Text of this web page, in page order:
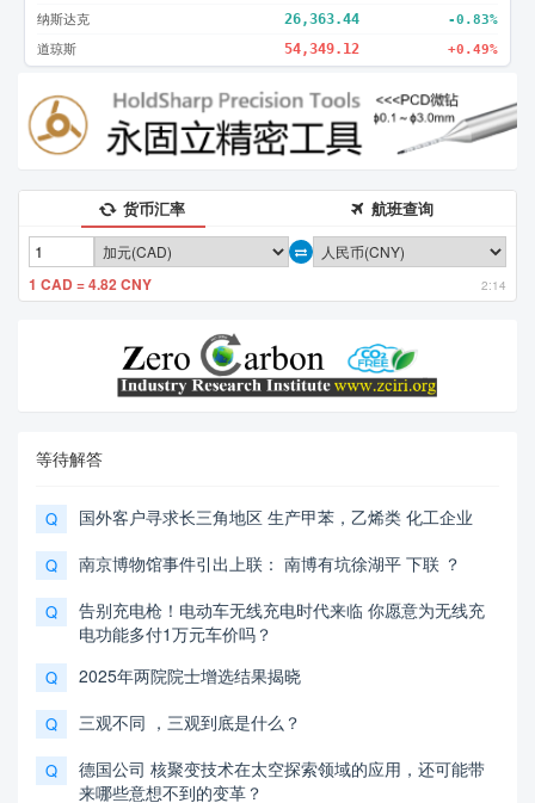
纳斯达克 26,363.44 -0.83%
道琼斯 54,349.12 +0.49%
货币汇率 航班查询
1 CAD = 4.82 CNY 2:14
等待解答
Q 国外客户寻求长三角地区 生产甲苯，乙烯类 化工企业
Q 南京博物馆事件引出上联： 南博有坑徐湖平 下联 ？
Q
告别充电枪！电动车无线充电时代来临 你愿意为无线充
电功能多付1万元车价吗？
Q 2025年两院院士增选结果揭晓
Q 三观不同 ，三观到底是什么？
Q
德国公司 核聚变技术在太空探索领域的应用，还可能带
来哪些意想不到的变革？